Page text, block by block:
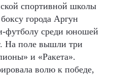
спортивной школы
города Аргун
футболу среди юношей
На поле вышли три
и «Ракета».
волю к победе,